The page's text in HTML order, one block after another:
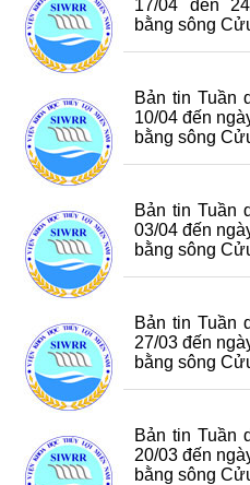
17/04 đến
bằng sông
Bản tin Tuần
10/04 đến
bằng sông
Bản tin Tuần
03/04 đến
bằng sông
Bản tin Tuần
27/03 đến
bằng sông
Bản tin Tuần
20/03 đến
bằng sông